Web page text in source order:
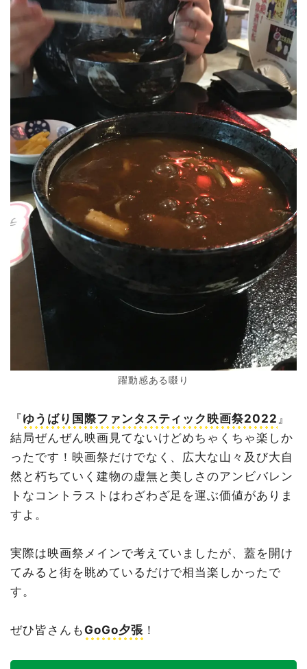
躍動感ある啜り
『 ゆうばり国際ファンタスティック映画祭2022 』
結局ぜんぜん映画見てないけどめちゃくちゃ楽しか
ったです！映画祭だけでなく、広大な山々及び大自
然と朽ちていく建物の虚無と美しさのアンビバレン
トなコントラストはわざわざ足を運ぶ価値がありま
すよ。
実際は映画祭メインで考えていましたが、蓋を開け
てみると街を眺めているだけで相当楽しかったで
す。
ぜひ皆さんも GoGo夕張！